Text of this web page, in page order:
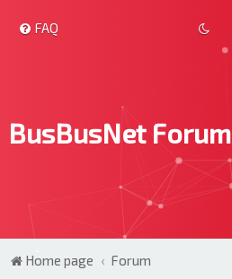
FAQ
BusBusNet Forum
Home page Forum